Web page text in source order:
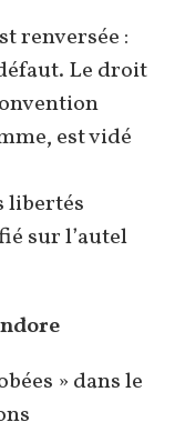
renversée :
Le droit
est vidé
libertés
sur l’autel
» dans le